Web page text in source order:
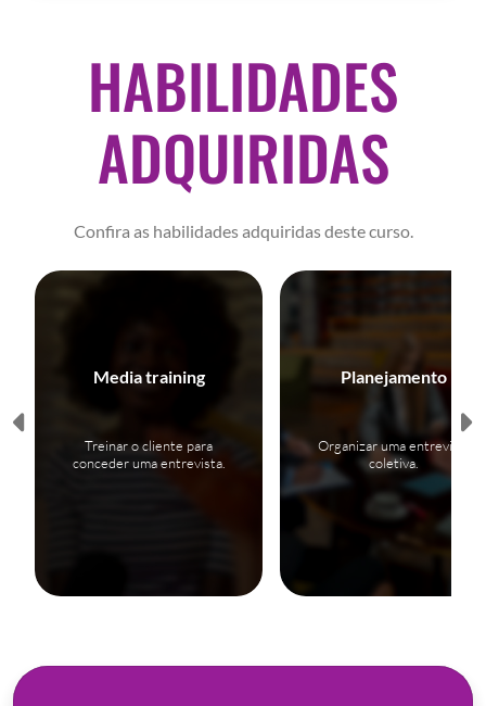
HABILIDADES
ADQUIRIDAS
Confira as habilidades adquiridas deste curso.
Media training
Treinar o cliente para
conceder uma entrevista.
Planejamento
Organizar uma entrevista
coletiva.